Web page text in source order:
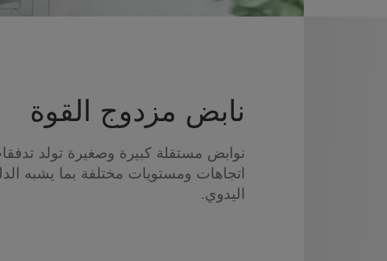
نابض مزدوج القوة
نوابض مستقلة كبيرة وصغيرة تولد
اتجاهات ومستويات مختلفة بما يشبه
اليدوي.